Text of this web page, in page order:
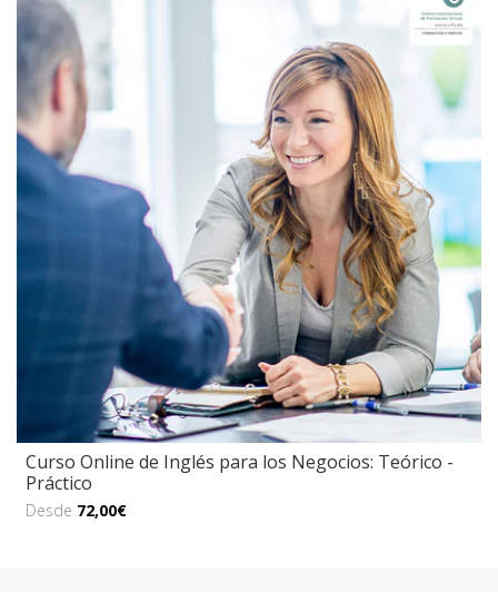
Curso Online de Inglés para los Negocios: Teórico -
Práctico
Desde 72,00€